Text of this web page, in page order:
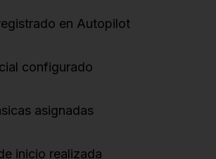
en Autopilot
configurado
asignadas
inicio realizada